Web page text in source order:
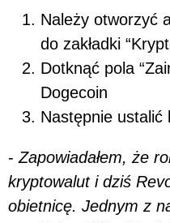
Należy otworzyć
do zakładki
Dotknąć pola
Dogecoin
Następnie ustalić
- Zapowiadałem, że
kryptowalut i dziś
obietnicę. Jednym z